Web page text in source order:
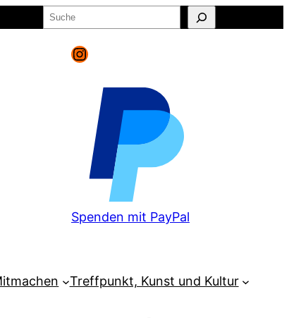
Suchen
Instagram
Spenden mit PayPal
Treffpunkt, Kunst und Kultur